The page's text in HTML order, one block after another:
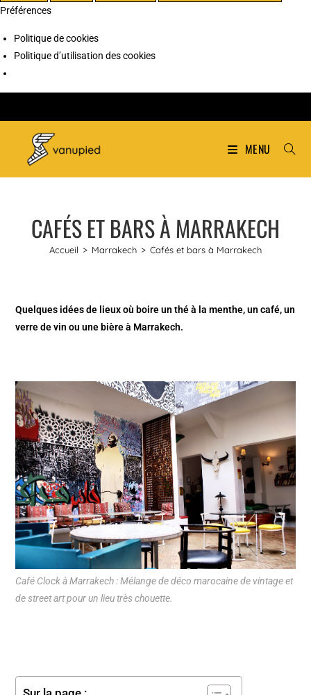
Préférences
Politique de cookies
Politique d’utilisation des cookies
MENU
CAFÉS ET BARS À MARRAKECH
Accueil > Marrakech > Cafés et bars à Marrakech
Quelques idées de lieux où boire un thé à la menthe, un café, un
verre de vin ou une bière à Marrakech.
Café Clock à Marrakech : Mélange de déco marocaine de vintage et
de street art pour un lieu très chouette.